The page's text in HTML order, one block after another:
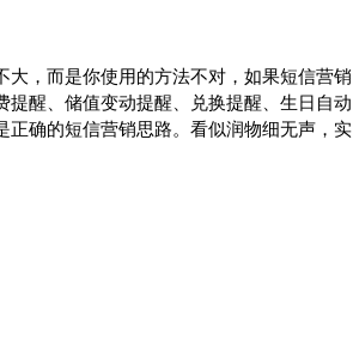
，而是你使用的方法不对，如果短信营销
醒、储值变动提醒、兑换提醒、生日自动
确的短信营销思路。看似润物细无声，实